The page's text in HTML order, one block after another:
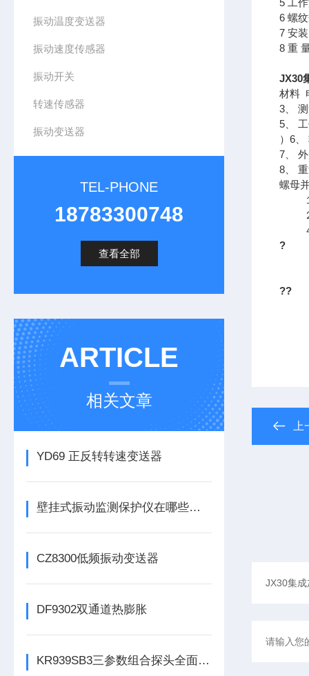
振动温度变送器
振动速度传感器
振动开关
转速传感器
振动变送器
TEL-PHONE
18783300748
查看全部
ARTICLE
相关文章
YD69 正反转转速变送器
壁挂式振动监测保护仪在哪些领域有广泛应用？
CZ8300低频振动变送器
DF9302双通道热膨胀
KR939SB3三参数组合探头全面解析
5 工
6 螺
7 安
8 重
JX30
材料
3、
5、
）6
7、
8、
螺母
１
?
??